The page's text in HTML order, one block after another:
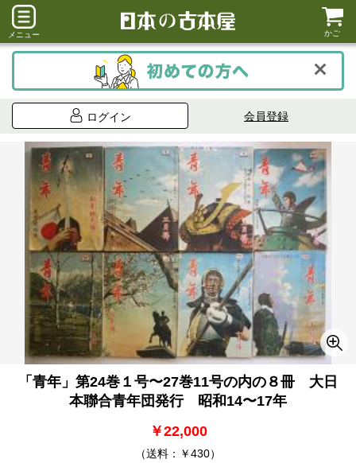
メニュー かご
ログイン 会員登録
「青年」第24巻１号〜27巻11号の内の８冊 大日
本聯合青年団発行 昭和14〜17年
￥22,000
（送料：￥430）